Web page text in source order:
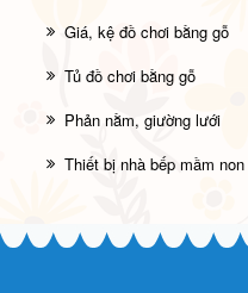
Giá, kệ đồ chơi bằng gỗ
Tủ đồ chơi bằng gỗ
Phản nằm, giường lưới
Thiết bị nhà bếp mầm non